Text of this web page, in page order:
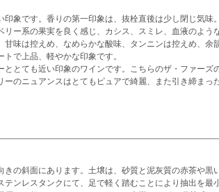
象です。香りの第一印象は、抜栓直後は少し閉じ気味
ー系の果実を良く感じ、カシス、スミレ、血液のよう
味は控えめ、なめらかな酸味、タンニンは控えめ、余
で上品、軽やかな印象です。
とても近い印象のワインです。こちらのザ・ファーズ
のニュアンスはとてもピュアで綺麗、また引き締まっ
の斜面にあります。土壌は、砂質と泥灰質の赤茶や黒い
ンレスタンクにて、足で軽く踏むことにより抽出を最